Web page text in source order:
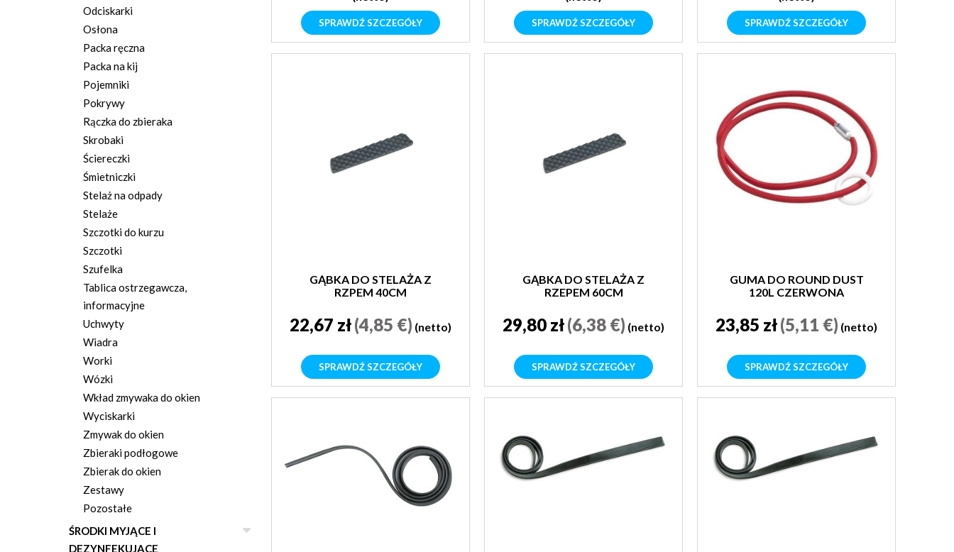
Odciskarki
Osłona
Packa ręczna
Packa na kij
Pojemniki
Pokrywy
Rączka do zbieraka
Skrobaki
Ściereczki
Śmietniczki
Stelaż na odpady
Stelaże
Szczotki do kurzu
Szczotki
Szufelka
Tablica ostrzegawcza,
informacyjne
Uchwyty
Wiadra
Worki
Wózki
Wkład zmywaka do okien
Wyciskarki
Zmywak do okien
Zbieraki podłogowe
Zbierak do okien
Zestawy
Pozostałe
ŚRODKI MYJĄCE I
DEZYNFEKUJĄCE
SPRAWDŹ SZCZEGÓŁY SPRAWDŹ SZCZEGÓŁY SPRAWDŹ SZCZEGÓŁY
GĄBKA DO STELAŻA Z
RZPEM 40CM
22,67 zł(4,85 €) (netto)
SPRAWDŹ SZCZEGÓŁY
GĄBKA DO STELAŻA Z
RZEPEM 60CM
29,80 zł(6,38 €) (netto)
SPRAWDŹ SZCZEGÓŁY
GUMA DO ROUND DUST
120L CZERWONA
23,85 zł(5,11 €) (netto)
SPRAWDŹ SZCZEGÓŁY